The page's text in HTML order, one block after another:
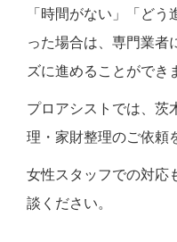
「時間がない」「ど
った場合は、専門業者
ズに進めることができ
プロアシストでは、茨
理・家財整理のご依頼
女性スタッフでの対応
談ください。